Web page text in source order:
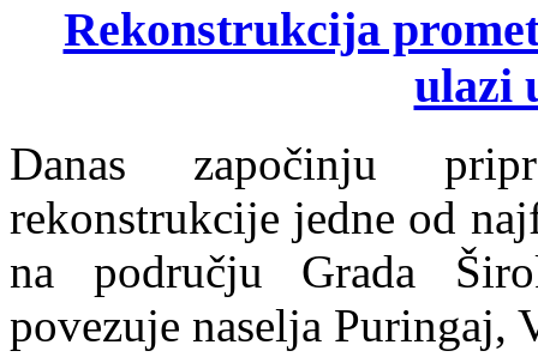
Rekonstrukcija
ulazi
Danas započinju
rekonstrukcije jedne od
na području Grada
povezuje naselja Puringaj,